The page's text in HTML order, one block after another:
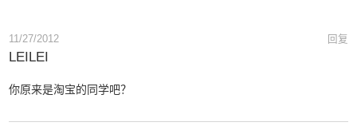
回复
11/27/2012
LEILEI
你原来是淘宝的同学吧？